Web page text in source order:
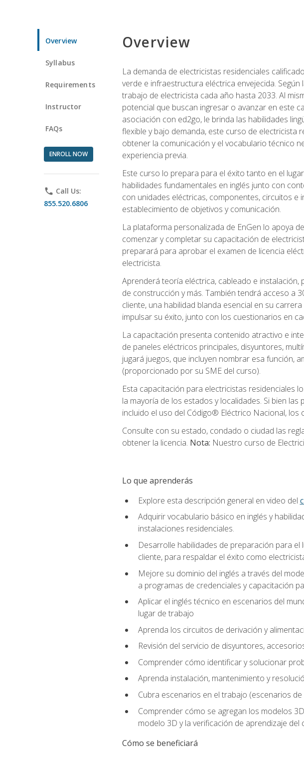
Overview
Syllabus
Requirements
Instructor
FAQs
ENROLL NOW
phone Call Us:
855.520.6806
Overview
La demanda de electricistas residenciales
verde e infraestructura eléctrica envejecida.
trabajo de electricista cada año hasta 2033. Al
potencial que buscan ingresar o avanzar en este
asociación con ed2go, le brinda las habilidades
flexible y bajo demanda, este curso de electricista
obtener la comunicación y el vocabulario técnico
experiencia previa.
Este curso lo prepara para el éxito tanto en el
habilidades fundamentales en inglés junto con
con unidades eléctricas, componentes, circuitos e
establecimiento de objetivos y comunicación.
La plataforma personalizada de EnGen lo apoya
comenzar y completar su capacitación de
preparará para aprobar el examen de licencia
electricista.
Aprenderá teoría eléctrica, cableado e
de construcción y más. También tendrá acceso a
cliente, una habilidad blanda esencial en su
impulsar su éxito, junto con los cuestionarios en
La capacitación presenta contenido atractivo e
de paneles eléctricos principales, disyuntores,
jugará juegos, que incluyen nombrar esa función,
(proporcionado por su SME del curso).
Esta capacitación para electricistas residenciales
la mayoría de los estados y localidades. Si bien
incluido el uso del Código® Eléctrico Nacional,
Consulte con su estado, condado o ciudad las
obtener la licencia. Nota: Nuestro curso de
Lo que aprenderás
Explore esta descripción general en video del
Adquirir vocabulario básico en inglés y
instalaciones residenciales.
Desarrolle habilidades de preparación para
cliente, para respaldar el éxito como
Mejore su dominio del inglés a través del
a programas de credenciales y capacitación
Aplicar el inglés técnico en escenarios del
lugar de trabajo
Aprenda los circuitos de derivación y
Revisión del servicio de disyuntores,
Comprender cómo identificar y solucionar
Aprenda instalación, mantenimiento y
Cubra escenarios en el trabajo (escenarios
Comprender cómo se agregan los modelos
modelo 3D y la verificación de aprendizaje del
Cómo se beneficiará